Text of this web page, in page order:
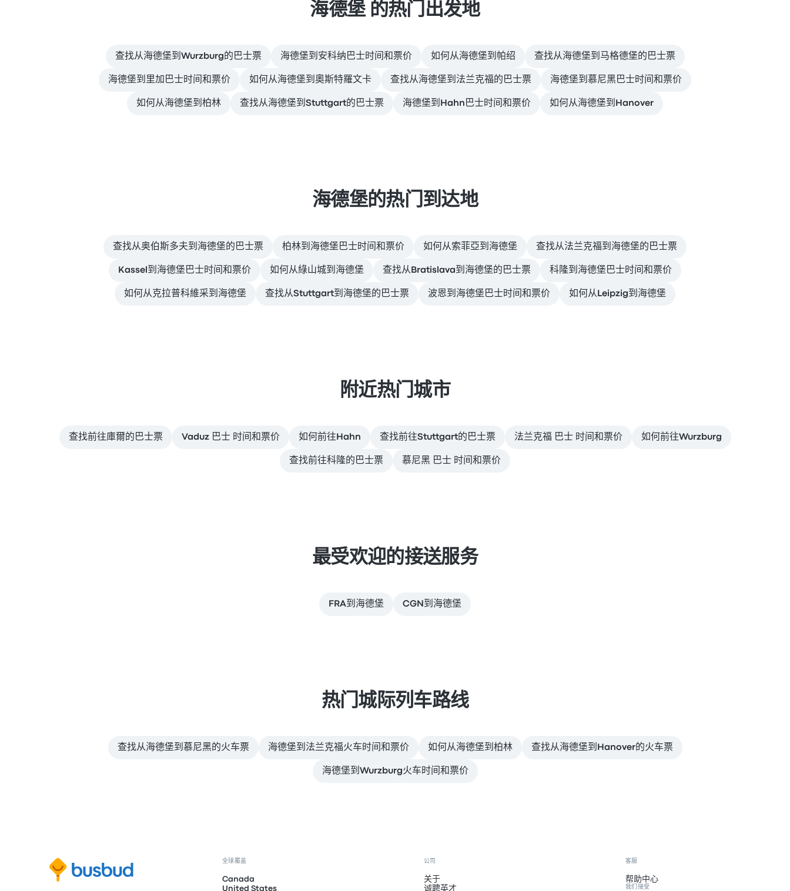
海德堡 的热门出发地
查找从海德堡到Wurzburg的巴士票 海德堡到安科纳巴士时间和票价 如何从海德堡到帕绍 查找从海德堡到马格德堡的巴士票
海德堡到里加巴士时间和票价 如何从海德堡到奧斯特羅文卡 查找从海德堡到法兰克福的巴士票 海德堡到慕尼黑巴士时间和票价
如何从海德堡到柏林 查找从海德堡到Stuttgart的巴士票 海德堡到Hahn巴士时间和票价 如何从海德堡到Hanover
海德堡的热门到达地
查找从奥伯斯多夫到海德堡的巴士票 柏林到海德堡巴士时间和票价 如何从索菲亞到海德堡 查找从法兰克福到海德堡的巴士票
Kassel到海德堡巴士时间和票价 如何从綠山城到海德堡 查找从Bratislava到海德堡的巴士票 科隆到海德堡巴士时间和票价
如何从克拉普科維采到海德堡 查找从Stuttgart到海德堡的巴士票 波恩到海德堡巴士时间和票价 如何从Leipzig到海德堡
附近热门城市
查找前往庫爾的巴士票 Vaduz 巴士 时间和票价 如何前往Hahn 查找前往Stuttgart的巴士票 法兰克福 巴士 时间和票价 如何前往Wurzburg
查找前往科隆的巴士票 慕尼黑 巴士 时间和票价
最受欢迎的接送服务
FRA到海德堡 CGN到海德堡
热门城际列车路线
查找从海德堡到慕尼黑的火车票 海德堡到法兰克福火车时间和票价 如何从海德堡到柏林 查找从海德堡到Hanover的火车票
海德堡到Wurzburg火车时间和票价
全球覆盖
Canada
United States
公司
关于
诚聘英才
客服
帮助中心
我们接受